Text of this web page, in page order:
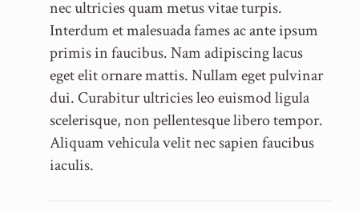
nec ultricies quam metus vitae turpis.
Interdum et malesuada fames ac ante ipsum
primis in faucibus. Nam adipiscing lacus
eget elit ornare mattis. Nullam eget pulvinar
dui. Curabitur ultricies leo euismod ligula
scelerisque, non pellentesque libero tempor.
Aliquam vehicula velit nec sapien faucibus
iaculis.